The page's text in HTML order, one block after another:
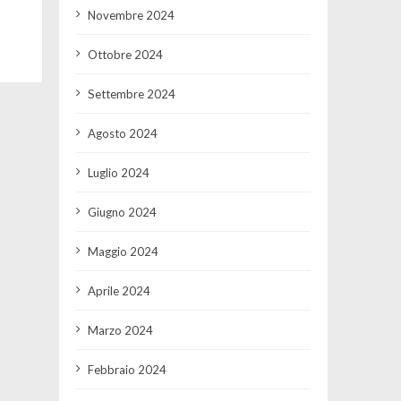
Novembre 2024
Ottobre 2024
Settembre 2024
Agosto 2024
Luglio 2024
Giugno 2024
Maggio 2024
Aprile 2024
Marzo 2024
Febbraio 2024